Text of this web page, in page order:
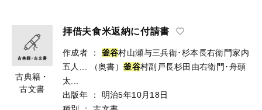
古典籍・
古文書
拝借夫食米返納に付請書
作成者 ： 釜谷村山瀬与三兵衛･杉本長右衛門家内
五人...
（奥書）釜谷村副戸長杉田由右衛門･舟頭
太...
出版年
：
明治5年10月18日